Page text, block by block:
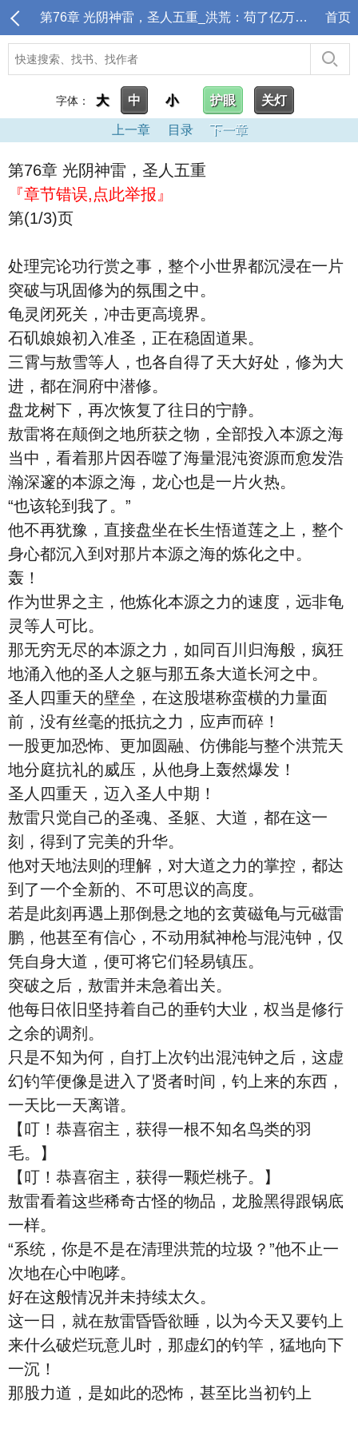
第76章 光阴神雷，圣人五重_洪荒：苟了亿万年，封神点名清算 首页
字体： 大 中 小 护眼 关灯
上一章 目录 下一章
第76章 光阴神雷，圣人五重
『章节错误,点此举报』
第(1/3)页
处理完论功行赏之事，整个小世界都沉浸在一片
突破与巩固修为的氛围之中。
龟灵闭死关，冲击更高境界。
石矶娘娘初入准圣，正在稳固道果。
三霄与敖雪等人，也各自得了天大好处，修为大
进，都在洞府中潜修。
盘龙树下，再次恢复了往日的宁静。
敖雷将在颠倒之地所获之物，全部投入本源之海
当中，看着那片因吞噬了海量混沌资源而愈发浩
瀚深邃的本源之海，龙心也是一片火热。
“也该轮到我了。”
他不再犹豫，直接盘坐在长生悟道莲之上，整个
身心都沉入到对那片本源之海的炼化之中。
轰！
作为世界之主，他炼化本源之力的速度，远非龟
灵等人可比。
那无穷无尽的本源之力，如同百川归海般，疯狂
地涌入他的圣人之躯与那五条大道长河之中。
圣人四重天的壁垒，在这股堪称蛮横的力量面
前，没有丝毫的抵抗之力，应声而碎！
一股更加恐怖、更加圆融、仿佛能与整个洪荒天
地分庭抗礼的威压，从他身上轰然爆发！
圣人四重天，迈入圣人中期！
敖雷只觉自己的圣魂、圣躯、大道，都在这一
刻，得到了完美的升华。
他对天地法则的理解，对大道之力的掌控，都达
到了一个全新的、不可思议的高度。
若是此刻再遇上那倒悬之地的玄黄磁龟与元磁雷
鹏，他甚至有信心，不动用弑神枪与混沌钟，仅
凭自身大道，便可将它们轻易镇压。
突破之后，敖雷并未急着出关。
他每日依旧坚持着自己的垂钓大业，权当是修行
之余的调剂。
只是不知为何，自打上次钓出混沌钟之后，这虚
幻钓竿便像是进入了贤者时间，钓上来的东西，
一天比一天离谱。
【叮！恭喜宿主，获得一根不知名鸟类的羽
毛。】
【叮！恭喜宿主，获得一颗烂桃子。】
敖雷看着这些稀奇古怪的物品，龙脸黑得跟锅底
一样。
“系统，你是不是在清理洪荒的垃圾？”他不止一
次地在心中咆哮。
好在这般情况并未持续太久。
这一日，就在敖雷昏昏欲睡，以为今天又要钓上
来什么破烂玩意儿时，那虚幻的钓竿，猛地向下
一沉！
那股力道，是如此的恐怖，甚至比当初钓上